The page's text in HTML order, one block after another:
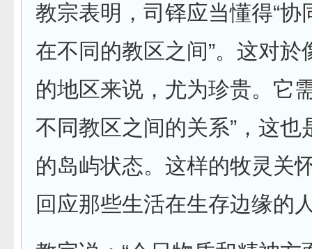
教宗表明，司铎应当懂得“协
在不同的教区之间”。这对於
的地区来说，尤为珍贵。它
不同教区之间的关系”，这也
的岛屿状态。这样的牧灵关
回应那些生活在生存边缘的